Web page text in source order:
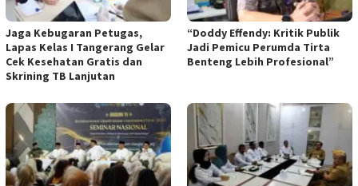
Jaga Kebugaran Petugas,
Lapas Kelas I Tangerang Gelar
Cek Kesehatan Gratis dan
Skrining TB Lanjutan
“Doddy Effendy: Kritik Publik
Jadi Pemicu Perumda Tirta
Benteng Lebih Profesional”